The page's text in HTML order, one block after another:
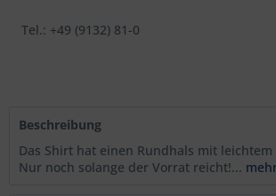
Tel.: +49 (9132) 81-0
Beschreibung
Das Shirt hat einen Rundhals mit leichtem
Nur noch solange der Vorrat reicht!...